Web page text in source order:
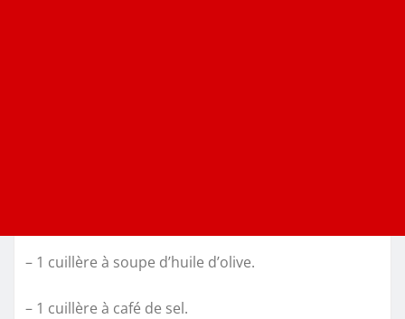
– 1 cuillère à soupe d’huile d’olive.
– 1 cuillère à café de sel.